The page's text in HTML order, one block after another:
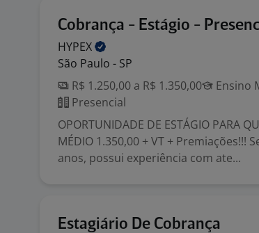
Cobrança - Estágio -
HYPEX
São Paulo - SP
R$ 1.250,00 a R$ 1.350,00
Ensino
Presencial
OPORTUNIDADE DE ESTÁGIO PARA
MÉDIO 1.350,00 + VT + Premiações!!!
anos, possui experiência com ate...
Estagiário De Cobrança